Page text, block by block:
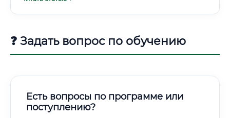
❓ Задать вопрос по обучению
Есть вопросы по программе или
поступлению?